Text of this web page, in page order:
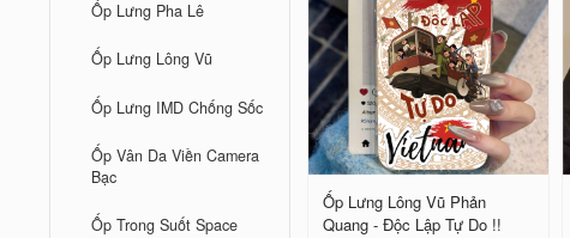
Ốp Lưng Pha Lê
Ốp Lưng Lông Vũ
Ốp Lưng IMD Chống Sốc
Ốp Vân Da Viền Camera
Bạc
Ốp Trong Suốt Space
Ốp Lưng Lông Vũ Phản
Quang - Độc Lập Tự Do !!